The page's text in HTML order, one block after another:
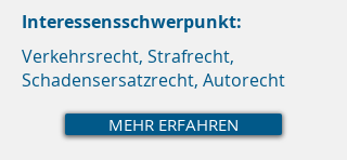
Interessensschwerpunkt:
Verkehrsrecht, Strafrecht,
Schadensersatzrecht, Autorecht
MEHR ERFAHREN